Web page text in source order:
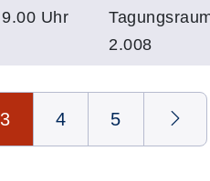
9.00 Uhr
2.008
3 4 5